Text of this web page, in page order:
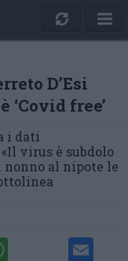
www/
D’Esi
‘Covid free’
i dati
virus è subdolo
nonno al nipote le